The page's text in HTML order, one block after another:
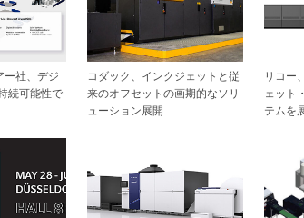
ー社、デジ
続可能性で
コダック、インクジェットと従
来のオフセットの画期的なソリ
ューション展開
リコー
ェット
テムを